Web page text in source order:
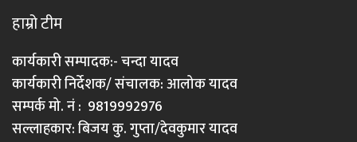
हाम्रो टीम
कार्यकारी सम्पादक:- चन्दा यादव
कार्यकारी निर्देशक/ संचालक: आलोक यादव
सम्पर्क मो. नं : 9819992976
सल्लाहकार: बिजय कु. गुप्ता/देवकुमार यादव